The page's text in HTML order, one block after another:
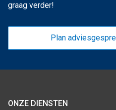
graag verder!
Plan
ONZE DIENSTEN